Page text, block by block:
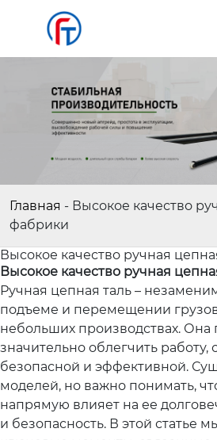
Главная - Высокое качество
фабрики
Высокое качество ручная
Высокое качество ручная
Ручная цепная таль –
подъеме и перемещении
небольших производствах. Она
значительно облегчить работу,
безопасной и эффективной.
моделей, но важно понимать,
напрямую влияет на ее
и безопасность. В этой статье